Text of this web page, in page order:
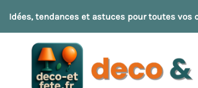
au
Idées, tendances et astuces pour toutes vos